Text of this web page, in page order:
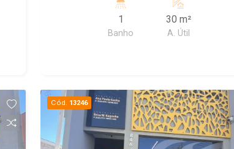
1
Banho
30 m²
A. Útil
Cód. 13246